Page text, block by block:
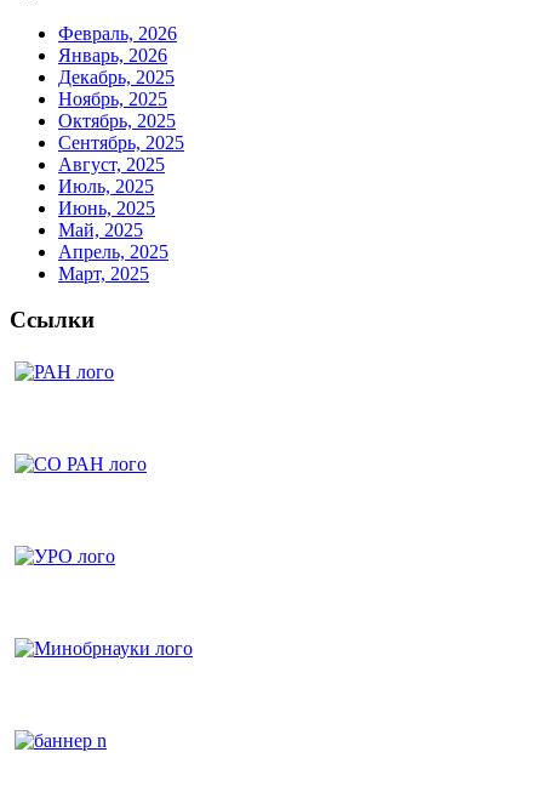
Февраль, 2026
Январь, 2026
Декабрь, 2025
Ноябрь, 2025
Октябрь, 2025
Сентябрь, 2025
Август, 2025
Июль, 2025
Июнь, 2025
Май, 2025
Апрель, 2025
Март, 2025
Ссылки